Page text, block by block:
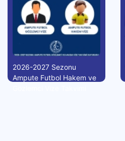
2026-2027 Sezonu
Ampute Futbol Hakem ve